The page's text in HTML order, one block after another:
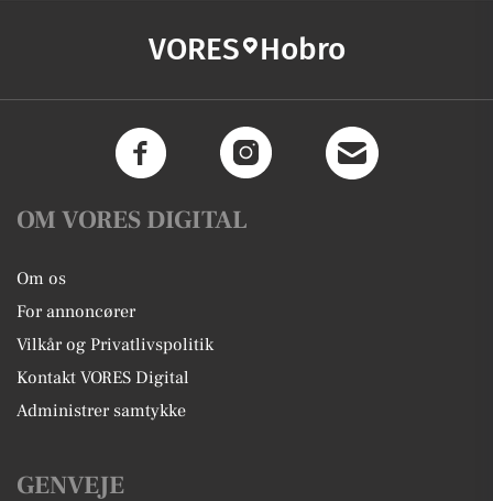
VORES Hobro
OM VORES DIGITAL
Om os
For annoncører
Vilkår og Privatlivspolitik
Kontakt VORES Digital
Administrer samtykke
GENVEJE